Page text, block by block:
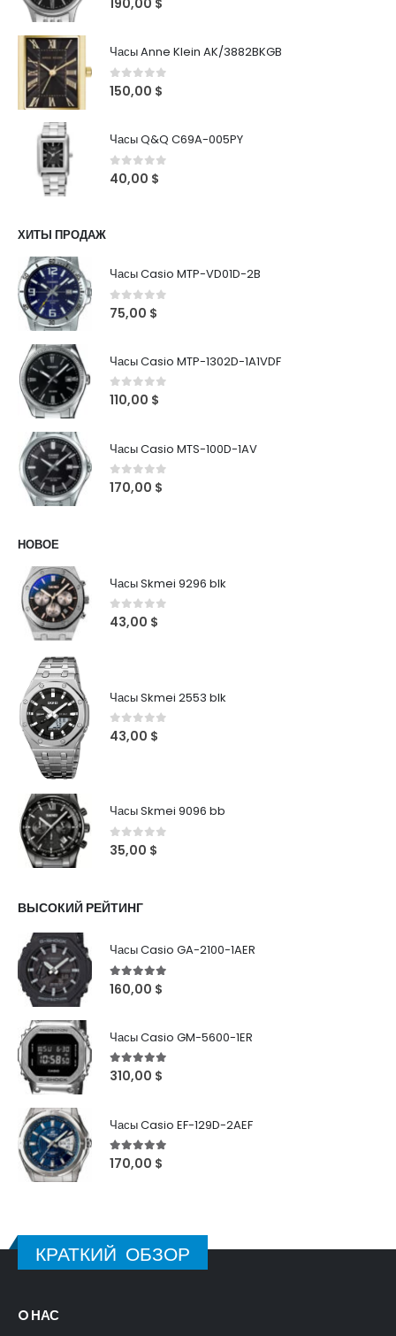
190,00 $
Часы Anne Klein AK/3882BKGB
0out of 5
150,00 $
Часы Q&Q C69A-005PY
0 out of 5
40,00 $
ХИТЫ ПРОДАЖ
Часы Casio MTP-VD01D-2B
0out of 5
75,00 $
Часы Casio MTP-1302D-1A1VDF
0out of 5
110,00 $
Часы Casio MTS-100D-1AV
0out of 5
170,00 $
НОВОЕ
Часы Skmei 9296 blk
0 out of 5
43,00 $
Часы Skmei 2553 blk
0 out of 5
43,00 $
Часы Skmei 9096 bb
0out of 5
35,00 $
ВЫСОКИЙ РЕЙТИНГ
Часы Casio GA-2100-1AER
5out of 5
160,00 $
Часы Casio GM-5600-1ER
5out of 5
310,00 $
Часы Casio EF-129D-2AEF
5out of 5
170,00 $
КРАТКИЙ ОБЗОР
O НАС